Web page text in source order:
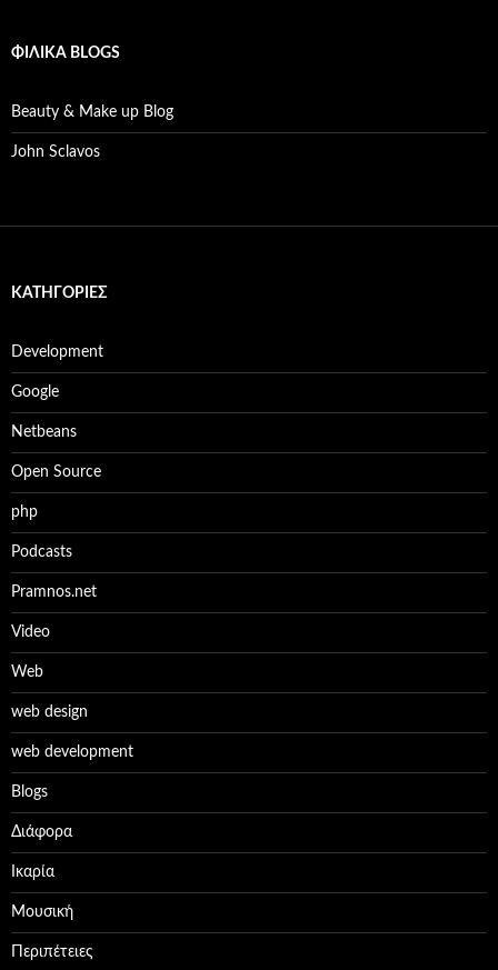
ΦΙΛΙΚΆ BLOGS
Beauty & Make up Blog
John Sclavos
KΑΤΗΓΟΡΊΕΣ
Development
Google
Netbeans
Open Source
php
Podcasts
Pramnos.net
Video
Web
web design
web development
Βlogs
Διάφορα
Ικαρία
Μουσική
Περιπέτειες